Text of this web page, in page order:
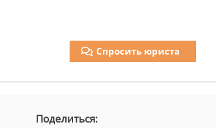
Спросить юриста
Поделиться: